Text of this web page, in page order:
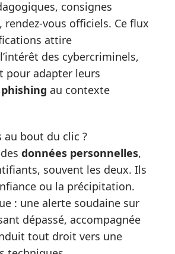
consignes
vous officiels. Ce flux
attire
des cybercriminels,
pour adapter leurs
au contexte
au bout du clic ?
données personnelles,
souvent les deux. Ils
ou la précipitation.
: une alerte soudaine sur
dépassé, accompagnée
tout droit vers une